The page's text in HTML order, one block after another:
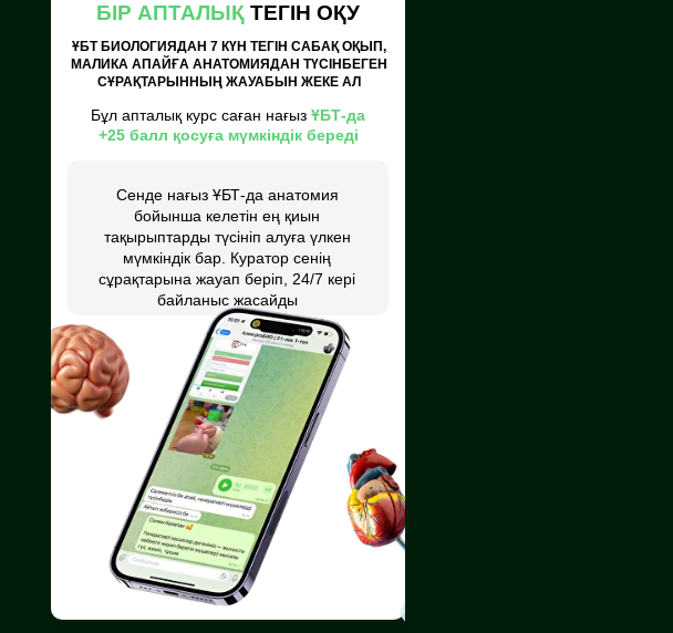
БІР АПТАЛЫҚ ТЕГІН ОҚУ
ҰБТ БИОЛОГИЯДАН 7 КҮН ТЕГІН САБАҚ ОҚЫП,
МАЛИКА АПАЙҒА АНАТОМИЯДАН ТҮСІНБЕГЕН
СҰРАҚТАРЫННЫҢ ЖАУАБЫН ЖЕКЕ АЛ
Бұл апталық курс саған нағыз ҰБТ-да
+25 балл қосуға мүмкіндік береді
Сенде нағыз ҰБТ-да анатомия
бойынша келетін ең қиын
тақырыптарды түсініп алуға үлкен
мүмкіндік бар. Куратор сенің
сұрақтарына жауап беріп, 24/7 кері
байланыс жасайды